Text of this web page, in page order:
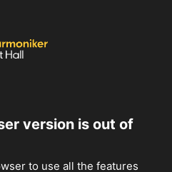
version is out of
to use all the features